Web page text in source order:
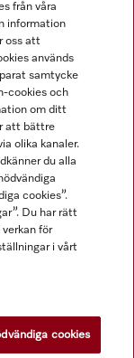
moms.
från våra
information
oss att
används
samtycke
cookies och
om ditt
att bättre
olika kanaler.
du alla
cookies”.
Du har rätt
för
i vårt
cookies